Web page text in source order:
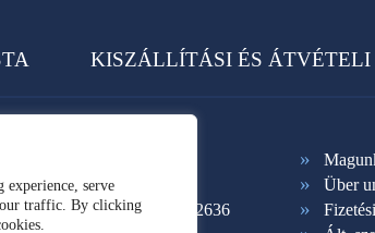
experience, serve
our traffic. By clicking
KISZÁLLÍTÁSI ÉS
Karolina út 62.
1 466-9896, +36 1 365-2636
Über